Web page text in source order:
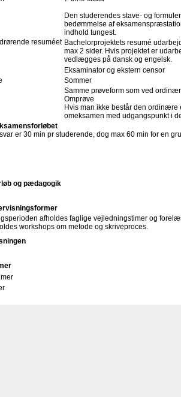
Den studerendes stave- og
bedømmelse af
indhold tungest.
resuméet Bachelorprojektets resumé
max 2 sider. Hvis projektet er
vedlægges på dansk og engelsk.
Eksaminator og ekstern censor
Sommer
Samme prøveform som ved
Omprøve
Hvis man ikke består den
omeksamen med udgangspunkt i
er 30 min pr studerende, dog max 60 min for en
og pædagogik
afholdes faglige vejledningstimer og
workshops om metode og skriveproces.